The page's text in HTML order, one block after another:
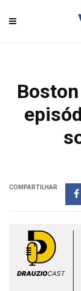
COMPARTILHAR